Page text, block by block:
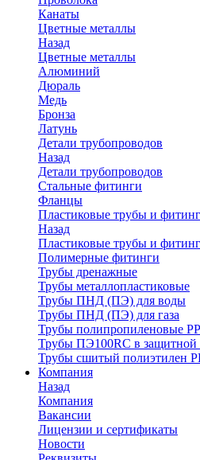
Канаты
Цветные металлы
Назад
Цветные металлы
Алюминий
Дюраль
Медь
Бронза
Латунь
Детали трубопроводов
Назад
Детали трубопроводов
Стальные фитинги
Фланцы
Пластиковые трубы и
Назад
Пластиковые трубы и
Полимерные фитинги
Трубы дренажные
Трубы металлопластиковые
Трубы ПНД (ПЭ) для воды
Трубы ПНД (ПЭ) для газа
Трубы полипропиленовые
Трубы ПЭ100RC в защитной
Трубы сшитый полиэтилен
Компания
Назад
Компания
Вакансии
Лицензии и сертификаты
Новости